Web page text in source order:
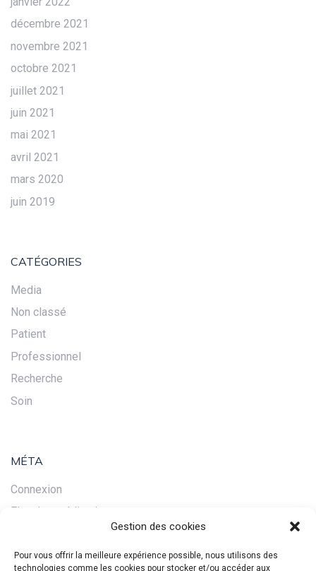
Gestion des cookies
Pour vous offrir la meilleure expérience possible, nous utilisons des
technologies comme les cookies pour stocker et/ou accéder aux
décembre 2021
novembre 2021
octobre 2021
juillet 2021
juin 2021
mai 2021
avril 2021
mars 2020
juin 2019
CATÉGORIES
Media
Non classé
Patient
Professionnel
Recherche
Soin
MÉTA
Connexion
Flux des publications
Flux des commentaires
Site de WordPress-FR